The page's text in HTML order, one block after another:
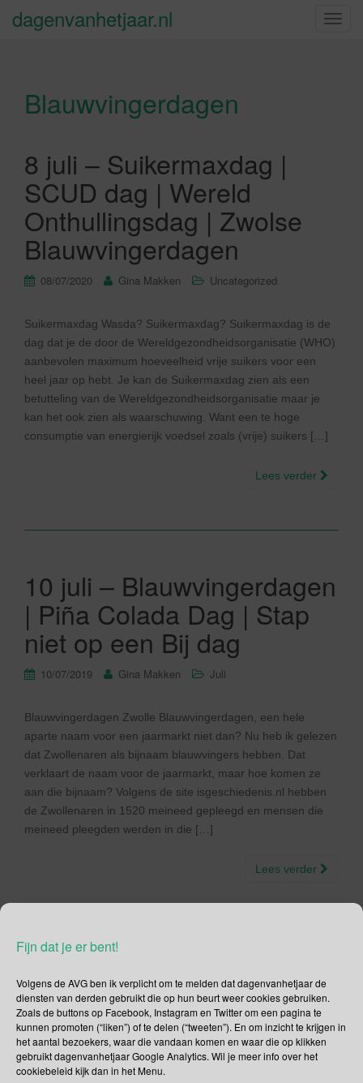
Fijn dat je er bent!
Volgens de AVG ben ik verplicht om te melden dat dagenvanhetjaar de
diensten van derden gebruikt die op hun beurt weer cookies gebruiken.
Zoals de buttons op Facebook, Instagram en Twitter om een pagina te
kunnen promoten (“liken”) of te delen (“tweeten”). En om inzicht te krijgen in
het aantal bezoekers, waar die vandaan komen en waar die op klikken
gebruikt dagenvanhetjaar Google Analytics. Wil je meer info over het
cookiebeleid kijk dan in het Menu.
S
dagenvanhetjaar.nl
Blauwvingerdagen
8 juli – Suikermaxdag |
SCUD dag | Wereld
Onthullingsdag | Zwolse
Blauwvingerdagen
08/07/2020 Gina Makken Uncategorized
Suikermaxdag Wasda? Suikermaxdag? Suikermaxdag is de
dag dat je de door de Wereldgezondheidsorganisatie (WHO)
aanbevolen maximum hoeveelheid vrije suikers voor een
heel jaar op hebt. Je kan de Suikermaxdag zien als een
betutteling van de Wereldgezondheidsorganisatie maar je
kan het ook zien als waarschuwing. Want een te hoge
consumptie van energierijk voedsel zoals (vrije) suikers […]
Lees verder
10 juli – Blauwvingerdagen
| Piña Colada Dag | Stap
niet op een Bij dag
10/07/2019 Gina Makken Juli
Blauwvingerdagen Zwolle Blauwvingerdagen, een hele
aparte naam voor een jaarmarkt niet dan? Nu heb ik gelezen
dat Zwollenaren als bijnaam blauwvingers hebben. Dat
verklaart de naam voor de jaarmarkt, maar hoe komen ze
aan die bijnaam? Volgens de site isgeschiedenis.nl hebben
de Zwollenaren in 1520 meineed gepleegd en mensen die
meineed pleegden werden in die […]
Lees verder
26 juli – Blauwvingerdagen
| Spakenburgse dagen |
Vestingdagen Elburg | One
Voice Day